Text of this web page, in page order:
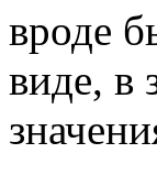
вроде
виде, в